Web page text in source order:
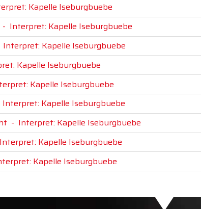
Kapelle Iseburgbuebe
- Interpret: Kapelle Iseburgbuebe
Interpret: Kapelle Iseburgbuebe
Kapelle Iseburgbuebe
Kapelle Iseburgbuebe
Interpret: Kapelle Iseburgbuebe
- Interpret: Kapelle Iseburgbuebe
Interpret: Kapelle Iseburgbuebe
Kapelle Iseburgbuebe